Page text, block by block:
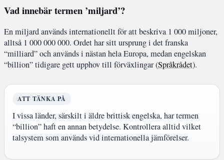
Vad innebär termen ’miljard’?
En miljard används internationellt för att beskriva 1 000 miljoner,
alltså 1 000 000 000. Ordet har sitt ursprung i det franska
“milliard” och används i nästan hela Europa, medan engelskan
“billion” tidigare gett upphov till förväxlingar (Språkrådet).
ATT TÄNKA PÅ
I vissa länder, särskilt i äldre brittisk engelska, har termen
“billion” haft en annan betydelse. Kontrollera alltid vilket
talsystem som används vid internationella jämförelser.